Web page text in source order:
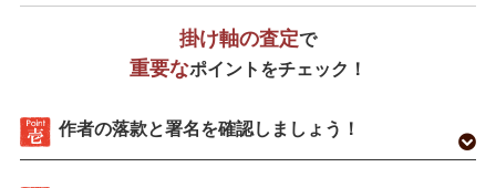
掛け軸の査定で
重要なポイントをチェック！
作者の落款と署名を確認しましょう！